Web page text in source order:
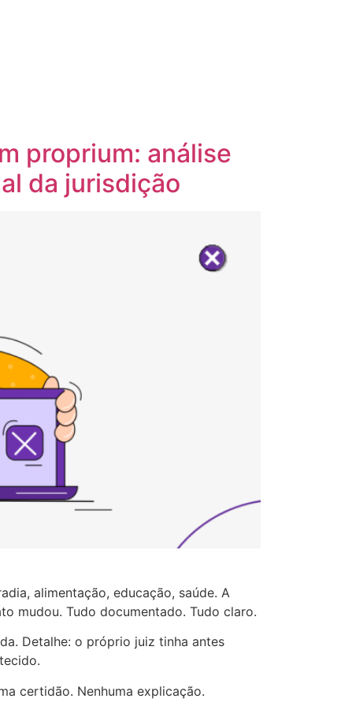
proprium: análise
da jurisdição
alimentação, educação, saúde. A
mudou. Tudo documentado. Tudo claro.
Detalhe: o próprio juiz tinha antes
certidão. Nenhuma explicação.